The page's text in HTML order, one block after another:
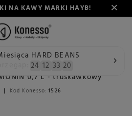
NA KAWY MARKI HAYB!
HARD BEANS
24 12 33 19
Delikatesy Spożywcze Syropy do
0,7 L - truskawkowy
Kod Konesso:1526